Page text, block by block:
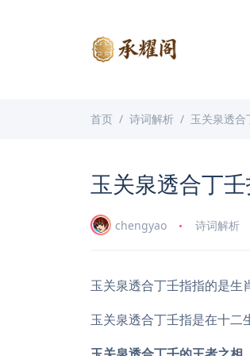
首页 诗词解析 玉关泉透
玉关泉透合丁
chengyao 诗词解析
玉关泉透合丁壬指指的是生
玉关泉透合丁壬指是在十二